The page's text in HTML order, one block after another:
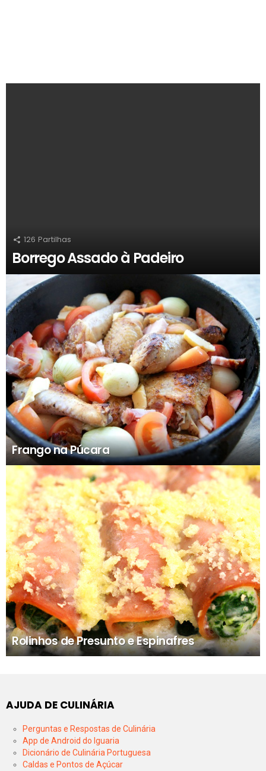
126 Partilhas
Borrego Assado à Padeiro
Frango na Púcara
Rolinhos de Presunto e Espinafres
AJUDA DE CULINÁRIA
Perguntas e Respostas de Culinária
App de Android do Iguaria
Dicionário de Culinária Portuguesa
Caldas e Pontos de Açúcar